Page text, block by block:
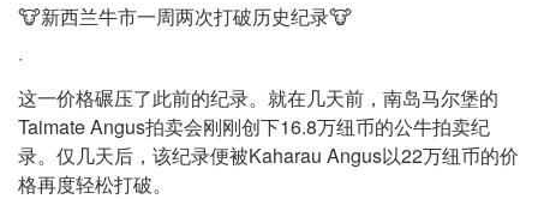
🐮新西兰牛市一周两次打破历史纪录🐮
·
这一价格碾压了此前的纪录。就在几天前，南岛马尔堡的
Taimate Angus拍卖会刚刚创下16.8万纽币的公牛拍卖纪
录。仅几天后，该纪录便被Kaharau Angus以22万纽币的价
格再度轻松打破。